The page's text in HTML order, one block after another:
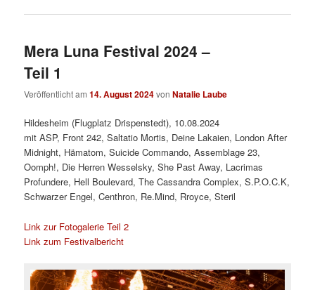
Mera Luna Festival 2024 –
Teil 1
Veröffentlicht am14. August 2024vonNatalie Laube
Hildesheim (Flugplatz Drispenstedt), 10.08.2024
mit ASP, Front 242, Saltatio Mortis, Deine Lakaien, London After
Midnight, Hämatom, Suicide Commando, Assemblage 23,
Oomph!, Die Herren Wesselsky, She Past Away, Lacrimas
Profundere, Hell Boulevard, The Cassandra Complex, S.P.O.C.K,
Schwarzer Engel, Centhron, Re.Mind, Rroyce, Steril
Link zur Fotogalerie Teil 2
Link zum Festivalbericht